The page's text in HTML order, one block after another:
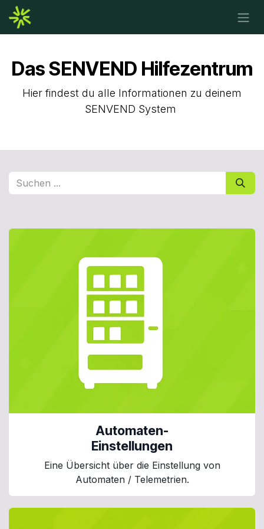
Zum Inhalt springen
Das SENVEND Hilfezentrum
Hier findest du alle Informationen zu deinem
SENVEND System
Automaten-
Einstellungen
Eine Übersicht über die Einstellung von
Automaten / Telemetrien.